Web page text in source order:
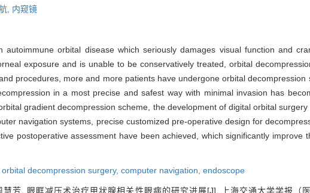
, 内窥镜
autoimmune orbital disease which seriously damages visual function and
exposure and is unable to be conservatively treated, orbital
procedures, more and more patients have undergone orbital
in a most precise and safest way with minimal invasion has
gradient decompression scheme, the development of digital orbital
navigation systems, precise customized pre-operative design for
postoperative assessment have been achieved, which significantly improve
orbital decompression surgery, computer navigation, endoscope
慧芳. 眼眶减压术治疗甲状腺相关性眼病的研究进展[J]. 上海交通大学学报（